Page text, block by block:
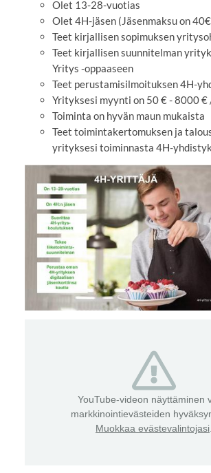
Olet 13-28-vuotias
Olet 4H-jäsen (Jäsenmaksu on
Teet kirjallisen sopimuksen
Teet kirjallisen suunnitelman
Yritys -oppaaseen
Teet perustamisilmoituksen 4H-
Yrityksesi myynti on 50 € - 8000 €
Toiminta on hyvän maun mukaista
Teet toimintakertomuksen ja
yrityksesi toiminnasta 4H-
YouTube-videon näyttäminen
markkinointievästeiden
Muokkaa evästevalintojasi.